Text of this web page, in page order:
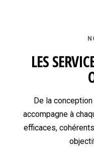
LES
De la
accompagne à
efficaces,